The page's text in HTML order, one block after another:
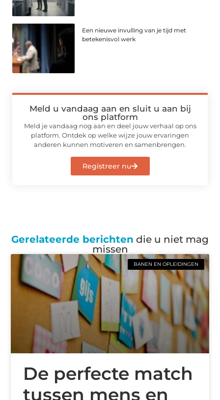
Een nieuwe invulling van je tijd met
betekenisvol werk
Meld u vandaag aan en sluit u aan bij
ons platform
Meld je vandaag nog aan en deel jouw verhaal op ons
platform. Ontdek op welke wijze jouw ervaringen
anderen kunnen motiveren en samenbrengen.
Registreer nu
Gerelateerde berichten die u niet mag
missen
BANEN EN OPLEIDINGEN
De perfecte match
tussen mens en